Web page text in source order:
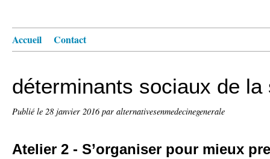
Accueil Contact
déterminants sociaux de la
Publié le 28 janvier 2016par alternativesenmedecinegenerale
Atelier 2 - S’organiser pour mieux